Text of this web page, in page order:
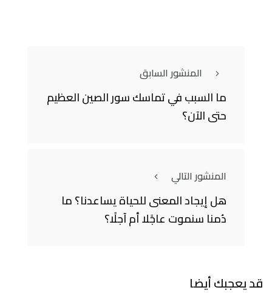
المنشور السابق
ما السبب في تماسك سور الصين العظيم
حتى الآن؟
المنشور التالي
هل إيجاد المعنى للحياة يساعدنا؟ ما
دُمنا سنموت عاجًلا أم آجلًا؟
قد يعجبك أيضا